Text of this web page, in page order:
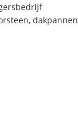
dakpannen